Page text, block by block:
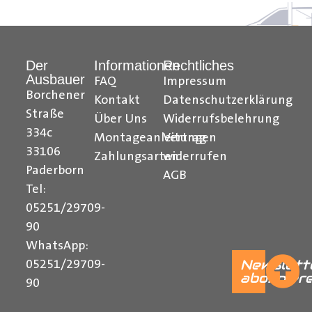
verständlich erklärt.
Ihr Team vonDer Ausbauer
Formularbeginn
Der
Ausbauer
Borchener
Straße
334c
33106
Paderborn
Tel:
05251/29709-
90
WhatsApp:
05251/29709-
90
Informationen
FAQ
Kontakt
Über Uns
Montageanleitungen
Zahlungsarten
Rechtliches
Impressum
Datenschutzerklärung
Widerrufsbelehrung
Vertrag
widerrufen
AGB